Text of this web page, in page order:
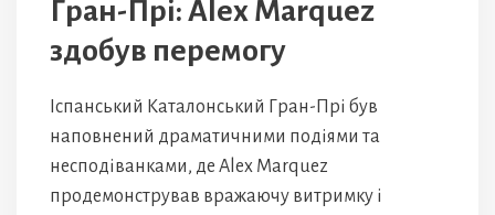
Гран-Прі: Alex Marquez
здобув перемогу
Іспанський Каталонський Гран-Прі був
наповнений драматичними подіями та
несподіванками, де Alex Marquez
продемонстрував вражаючу витримку і